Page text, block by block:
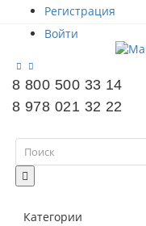
Регистрация
Войти
8 800 500 33 14
8 978 021 32 22
Категории